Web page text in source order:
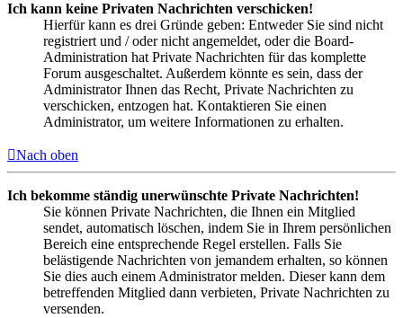
Ich kann keine Privaten Nachrichten verschicken!
Hierfür kann es drei Gründe geben: Entweder Sie sind nicht
registriert und / oder nicht angemeldet, oder die Board-
Administration hat Private Nachrichten für das komplette
Forum ausgeschaltet. Außerdem könnte es sein, dass der
Administrator Ihnen das Recht, Private Nachrichten zu
verschicken, entzogen hat. Kontaktieren Sie einen
Administrator, um weitere Informationen zu erhalten.
Nach oben
Ich bekomme ständig unerwünschte Private Nachrichten!
Sie können Private Nachrichten, die Ihnen ein Mitglied
sendet, automatisch löschen, indem Sie in Ihrem persönlichen
Bereich eine entsprechende Regel erstellen. Falls Sie
belästigende Nachrichten von jemandem erhalten, so können
Sie dies auch einem Administrator melden. Dieser kann dem
betreffenden Mitglied dann verbieten, Private Nachrichten zu
versenden.